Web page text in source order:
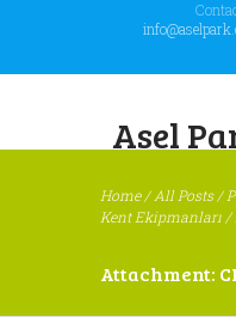
Asel
Home/All Posts/
Kent Ekipmanları/
Attachment: